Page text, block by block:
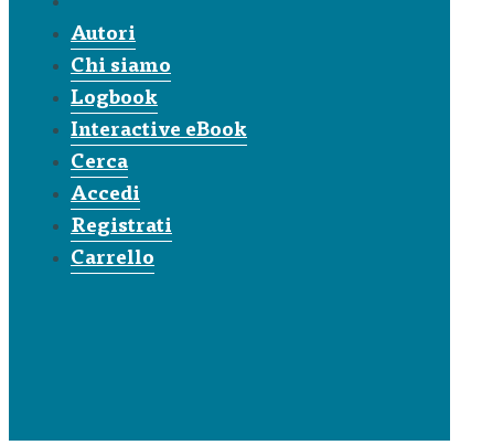
Autori
Chi siamo
Logbook
Interactive eBook
Cerca
Accedi
Registrati
Carrello